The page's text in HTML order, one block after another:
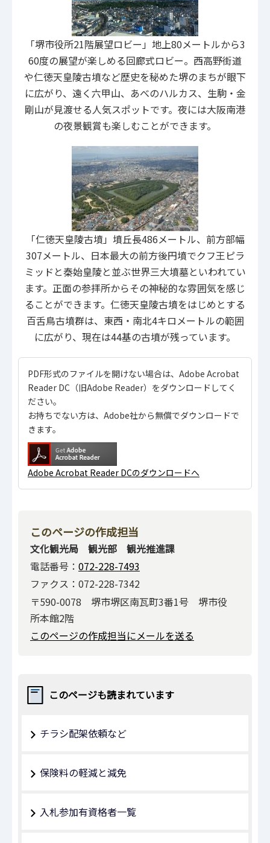
「堺市役所21階展望ロビー」地上80メートルから3
60度の展望が楽しめる回廊式ロビー。西高野街道
や仁徳天皇陵古墳など歴史を秘めた堺のまちが眼下
に広がり、遠く六甲山、あべのハルカス、生駒・金
剛山が見渡せる人気スポットです。夜には大阪南港
の夜景観賞も楽しむことができます。
「仁徳天皇陵古墳」墳丘長486メートル、前方部幅
307メートル、日本最大の前方後円墳でクフ王ピラ
ミッドと秦始皇陵と並ぶ世界三大墳墓といわれてい
ます。正面の参拝所からその神秘的な雰囲気を感じ
ることができます。仁徳天皇陵古墳をはじめとする
百舌鳥古墳群は、東西・南北4キロメートルの範囲
に広がり、現在は44基の古墳が残っています。
PDF形式のファイルを開けない場合は、Adobe Acrobat
Reader DC（旧Adobe Reader）をダウンロードしてく
ださい。
お持ちでない方は、Adobe社から無償でダウンロードで
きます。
Adobe Acrobat Reader DCのダウンロードへ
このページの作成担当
文化観光局 観光部 観光推進課
電話番号： 072-228-7493
ファクス：072-228-7342
〒590-0078 堺市堺区南瓦町3番1号 堺市役
所本館2階
このページの作成担当にメールを送る
このページも読まれています
チラシ配架依頼など
保険料の軽減と減免
入札参加有資格者一覧